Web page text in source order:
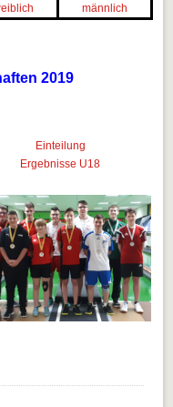
männlich
2019
Einteilung
Ergebnisse U18